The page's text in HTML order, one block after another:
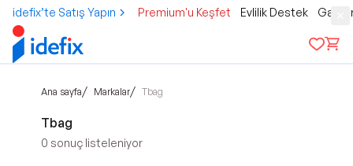
idefix’te Satış Yapın Premium'u Keşfet Evlilik Destek
Ana sayfa/ Markalar/ Tbag
Tbag
0 sonuç listeleniyor